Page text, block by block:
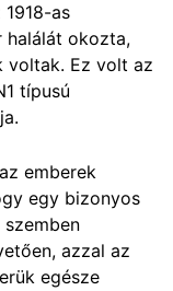
as
halálát okozta,
voltak. Ez volt az
típusú
emberek
egy bizonyos
azzal az
egésze